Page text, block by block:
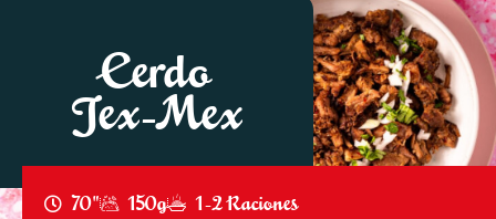
Cerdo
Tex-Mex
70" 150g 1-2 Raciones